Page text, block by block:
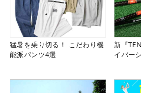
猛暑を乗り切る！ こだわり機
能派パンツ4選
新『
イバー